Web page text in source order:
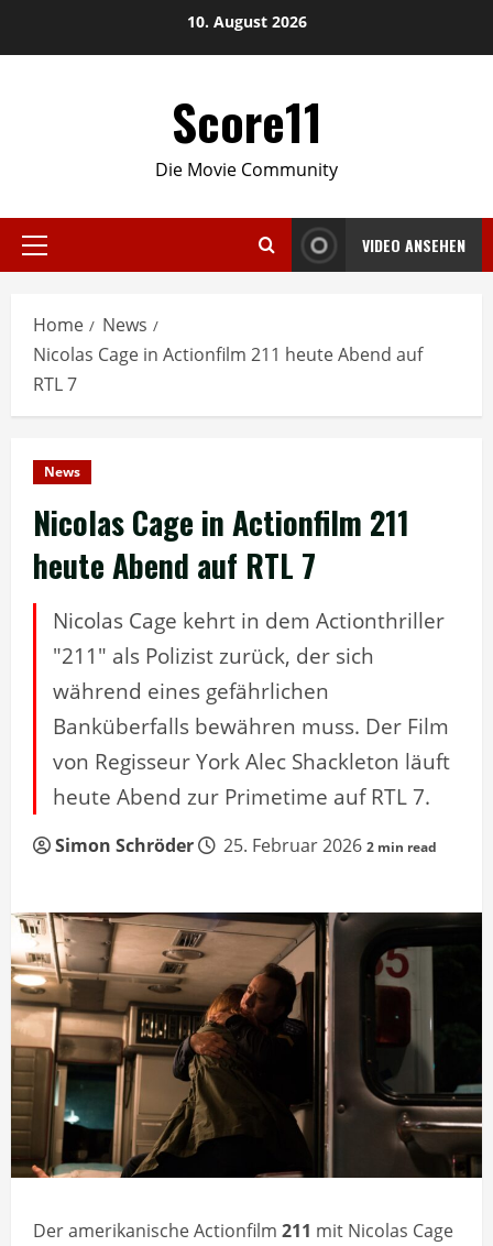
10. August 2026
Score11
Die Movie Community
Primary
VIDEO ANSEHEN
Home
News
Nicolas Cage in Actionfilm 211 heute Abend auf
RTL 7
News
Nicolas Cage in Actionfilm 211
heute Abend auf RTL 7
Nicolas Cage kehrt in dem Actionthriller
"211" als Polizist zurück, der sich
während eines gefährlichen
Banküberfalls bewähren muss. Der Film
von Regisseur York Alec Shackleton läuft
heute Abend zur Primetime auf RTL 7.
Simon Schröder 25. Februar 2026 2 min read
Der amerikanische Actionfilm 211 mit Nicolas Cage